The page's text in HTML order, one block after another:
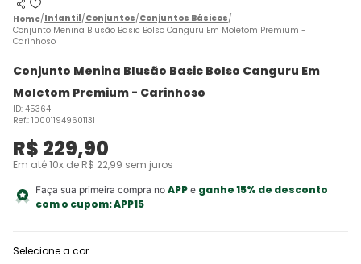
Infantil Conjuntos Conjuntos Básicos
Conjunto Menina Blusão Basic Bolso Canguru Em Moletom Premium -
Carinhoso
Conjunto Menina Blusão Basic Bolso Canguru Em
Moletom Premium - Carinhoso
ID: 45364
Ref.: 100011949601131
R$ 229,90
Em até10x de R$ 22,99 sem juros
Faça sua primeira compra no APPe ganhe 15% de desconto
com o cupom:APP15
Selecione a cor